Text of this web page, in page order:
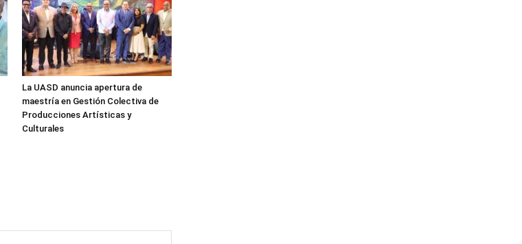
La UASD anuncia apertura de
maestría en Gestión Colectiva de
Producciones Artísticas y
Culturales